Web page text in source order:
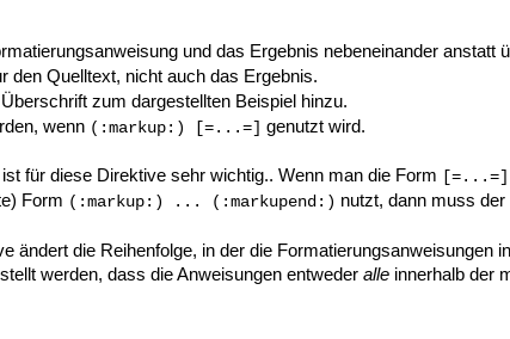
und das Ergebnis nebeneinander anstatt
den Quelltext, nicht auch das Ergebnis.
zum dargestellten Beispiel hinzu.
wenn (:markup:) [=...=] genutzt wird.
für diese Direktive sehr wichtig.. Wenn man die Form [=...=]
Form (:markup:) ... (:markupend:) nutzt, dann muss
ändert die Reihenfolge, in der die Formatierungsanweisungen
werden, dass die Anweisungen entweder alle innerhalb der